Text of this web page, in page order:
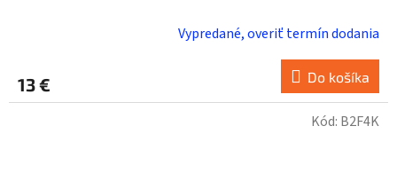
Vypredané, overiť termín dodania
13 € Do košíka
Kód: B2F4K